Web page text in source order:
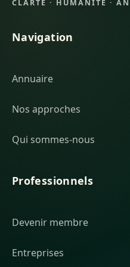
CLARTÉ · HUMANITÉ ·
Navigation
Annuaire
Nos approches
Qui sommes-nous
Professionnels
Devenir membre
Entreprises